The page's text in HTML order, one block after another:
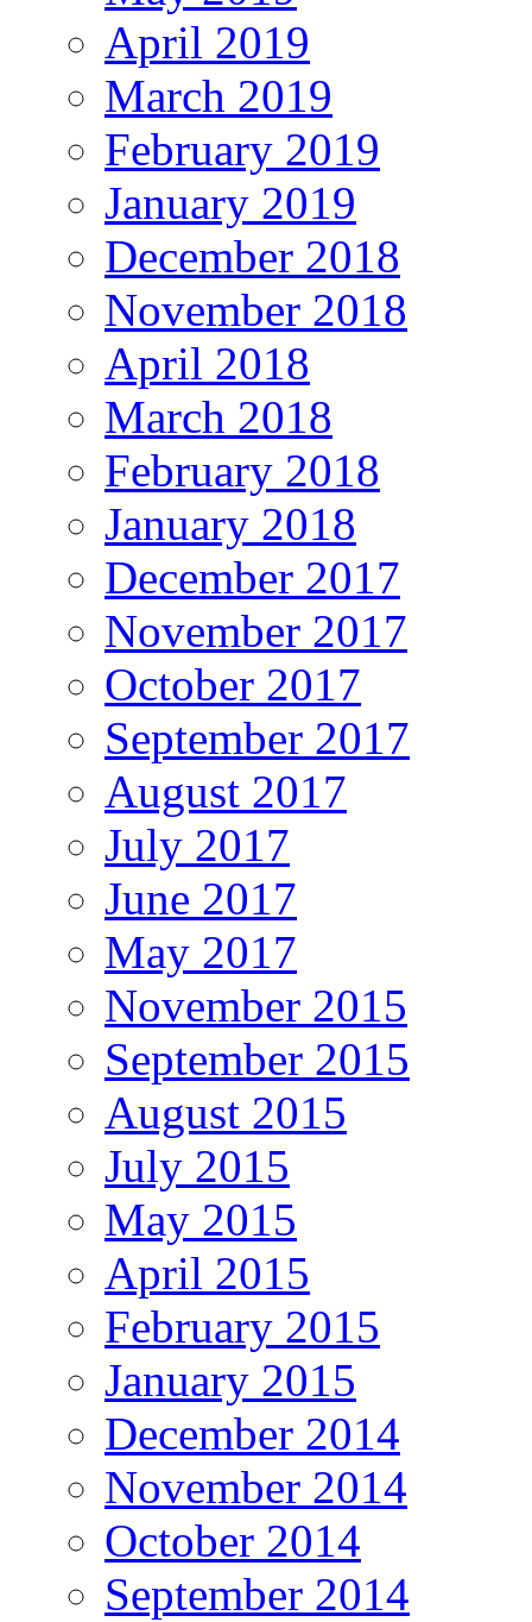
April 2019
March 2019
February 2019
January 2019
December 2018
November 2018
April 2018
March 2018
February 2018
January 2018
December 2017
November 2017
October 2017
September 2017
August 2017
July 2017
June 2017
May 2017
November 2015
September 2015
August 2015
July 2015
May 2015
April 2015
February 2015
January 2015
December 2014
November 2014
October 2014
September 2014